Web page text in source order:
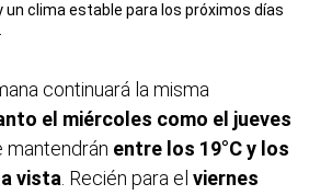
un clima estable para los próximos días
continuará la misma
el miércoles como el jueves
mantendrán entre los 19°C y los
vista . Recién para el viernes